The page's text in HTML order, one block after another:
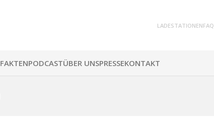
LADESTATIONENFAQ
FAKTENPODCASTÜBER UNSPRESSEKONTAKT